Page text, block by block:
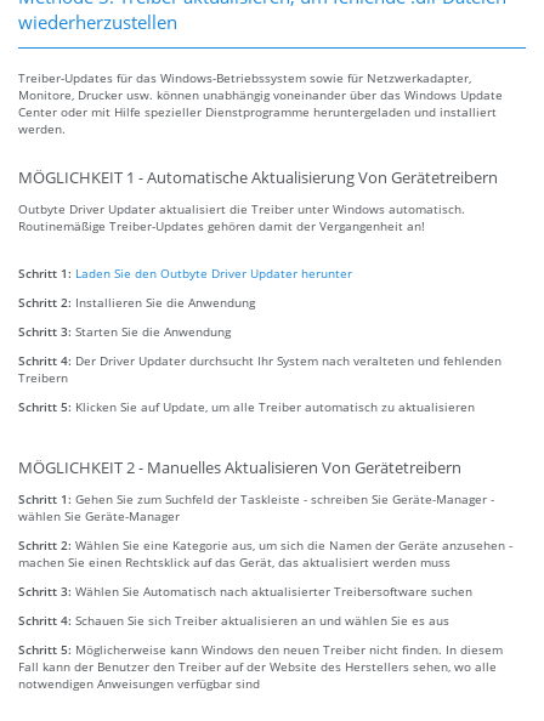
wiederherzustellen
Treiber-Updates für das Windows-Betriebssystem sowie für Netzwerkadapter,
Monitore, Drucker usw. können unabhängig voneinander über das Windows Update
Center oder mit Hilfe spezieller Dienstprogramme heruntergeladen und installiert
werden.
MÖGLICHKEIT 1 - Automatische Aktualisierung Von Gerätetreibern
Outbyte Driver Updater aktualisiert die Treiber unter Windows automatisch.
Routinemäßige Treiber-Updates gehören damit der Vergangenheit an!
Schritt 1: Laden Sie den Outbyte Driver Updater herunter
Schritt 2: Installieren Sie die Anwendung
Schritt 3: Starten Sie die Anwendung
Schritt 4: Der Driver Updater durchsucht Ihr System nach veralteten und fehlenden
Treibern
Schritt 5: Klicken Sie auf Update, um alle Treiber automatisch zu aktualisieren
MÖGLICHKEIT 2 - Manuelles Aktualisieren Von Gerätetreibern
Schritt 1: Gehen Sie zum Suchfeld der Taskleiste - schreiben Sie Geräte-Manager -
wählen Sie Geräte-Manager
Schritt 2: Wählen Sie eine Kategorie aus, um sich die Namen der Geräte anzusehen -
machen Sie einen Rechtsklick auf das Gerät, das aktualisiert werden muss
Schritt 3: Wählen Sie Automatisch nach aktualisierter Treibersoftware suchen
Schritt 4: Schauen Sie sich Treiber aktualisieren an und wählen Sie es aus
Schritt 5: Möglicherweise kann Windows den neuen Treiber nicht finden. In diesem
Fall kann der Benutzer den Treiber auf der Website des Herstellers sehen, wo alle
notwendigen Anweisungen verfügbar sind